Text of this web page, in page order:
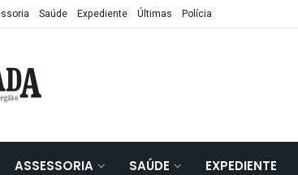
Saúde Expediente Últimas Polícia
ASSESSORIA SAÚDE EXPEDIENTE